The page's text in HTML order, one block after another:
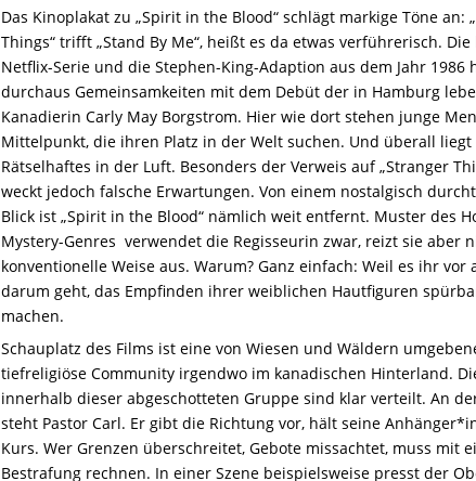
Das Kinoplakat zu „Spirit in the Blood“ schlägt markige Töne an:
Things“ trifft „Stand By Me“, heißt es da etwas verführerisch.
Netflix-Serie und die Stephen-King-Adaption aus dem Jahr 1986
durchaus Gemeinsamkeiten mit dem Debüt der in Hamburg
Kanadierin Carly May Borgstrom. Hier wie dort stehen junge
Mittelpunkt, die ihren Platz in der Welt suchen. Und überall liegt
Rätselhaftes in der Luft. Besonders der Verweis auf „Stranger
weckt jedoch falsche Erwartungen. Von einem nostalgisch
Blick ist „Spirit in the Blood“ nämlich weit entfernt. Muster des
Mystery-Genres verwendet die Regisseurin zwar, reizt sie aber
konventionelle Weise aus. Warum? Ganz einfach: Weil es ihr vor
darum geht, das Empfinden ihrer weiblichen Hautfiguren
machen.
Schauplatz des Films ist eine von Wiesen und Wäldern
tiefreligiöse Community irgendwo im kanadischen Hinterland.
innerhalb dieser abgeschotteten Gruppe sind klar verteilt. An
steht Pastor Carl. Er gibt die Richtung vor, hält seine
Kurs. Wer Grenzen überschreitet, Gebote missachtet, muss mit
Bestrafung rechnen. In einer Szene beispielsweise presst der